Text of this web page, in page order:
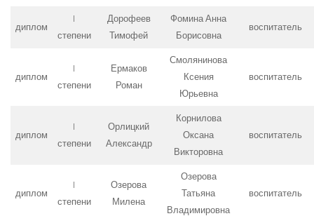
диплом
I
степени
Дорофеев
Тимофей
Фомина Анна
Борисовна
воспитатель
диплом
I
степени
Ермаков
Роман
Смолянинова
Ксения
Юрьевна
воспитатель
диплом
I
степени
Орлицкий
Александр
Корнилова
Оксана
Викторовна
воспитатель
диплом
I
степени
Озерова
Милена
Озерова
Татьяна
Владимировна
воспитатель